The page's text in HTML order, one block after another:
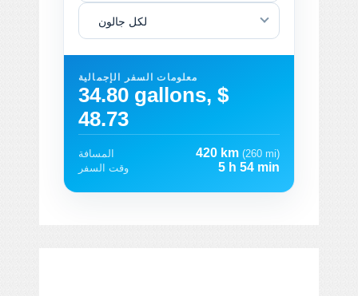
لكل جالون
معلومات السفر الإجمالية
34.80 gallons, $
48.73
المسافة 420 km (260 mi)
وقت السفر
5 h 54 min